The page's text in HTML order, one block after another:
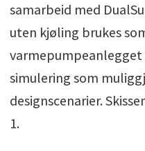
samarbeid med
uten kjøling brukes
varmepumpeanlegget
simulering som
designscenarier.
1.